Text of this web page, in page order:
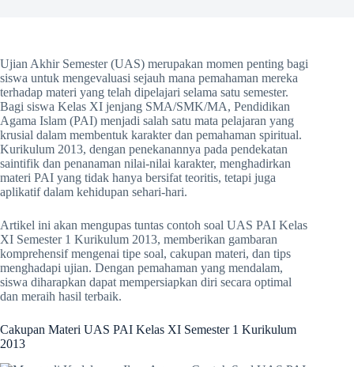
Ujian Akhir Semester (UAS) merupakan momen penting bagi
siswa untuk mengevaluasi sejauh mana pemahaman mereka
terhadap materi yang telah dipelajari selama satu semester.
Bagi siswa Kelas XI jenjang SMA/SMK/MA, Pendidikan
Agama Islam (PAI) menjadi salah satu mata pelajaran yang
krusial dalam membentuk karakter dan pemahaman spiritual.
Kurikulum 2013, dengan penekanannya pada pendekatan
saintifik dan penanaman nilai-nilai karakter, menghadirkan
materi PAI yang tidak hanya bersifat teoritis, tetapi juga
aplikatif dalam kehidupan sehari-hari.
Artikel ini akan mengupas tuntas contoh soal UAS PAI Kelas
XI Semester 1 Kurikulum 2013, memberikan gambaran
komprehensif mengenai tipe soal, cakupan materi, dan tips
menghadapi ujian. Dengan pemahaman yang mendalam,
siswa diharapkan dapat mempersiapkan diri secara optimal
dan meraih hasil terbaik.
Cakupan Materi UAS PAI Kelas XI Semester 1 Kurikulum
2013